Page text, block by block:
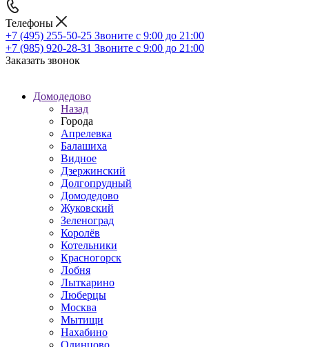
Телефоны
+7 (495) 255-50-25 Звоните с 9:00 до 21:00
+7 (985) 920-28-31 Звоните с 9:00 до 21:00
Заказать звонок
Домодедово
Назад
Города
Апрелевка
Балашиха
Видное
Дзержинский
Долгопрудный
Домодедово
Жуковский
Зеленоград
Королёв
Котельники
Красногорск
Лобня
Лыткарино
Люберцы
Москва
Мытищи
Нахабино
Одинцово